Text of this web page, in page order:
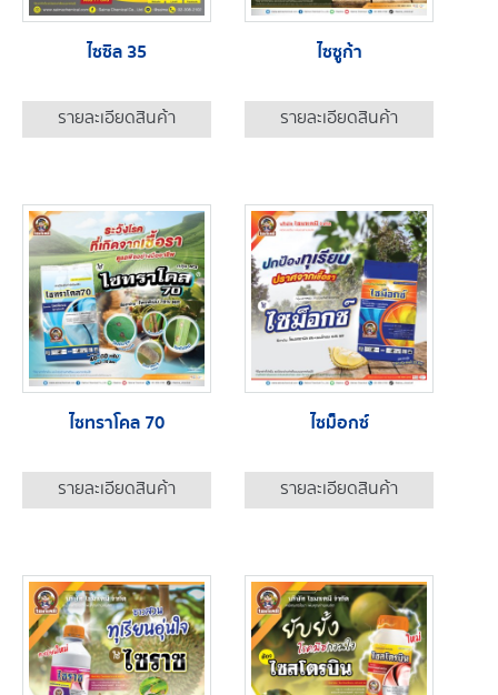
ไซซิล 35
รายละเอียดสินค้า
ไซซูก้า
รายละเอียดสินค้า
ไซทราโคล 70
รายละเอียดสินค้า
ไซม็อกซ์
รายละเอียดสินค้า